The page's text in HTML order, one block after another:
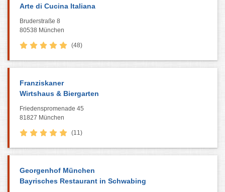
Arte di Cucina Italiana
Bruderstraße 8
80538 München
(48)
Franziskaner
Wirtshaus & Biergarten
Friedenspromenade 45
81827 München
(11)
Georgenhof München
Bayrisches Restaurant in Schwabing